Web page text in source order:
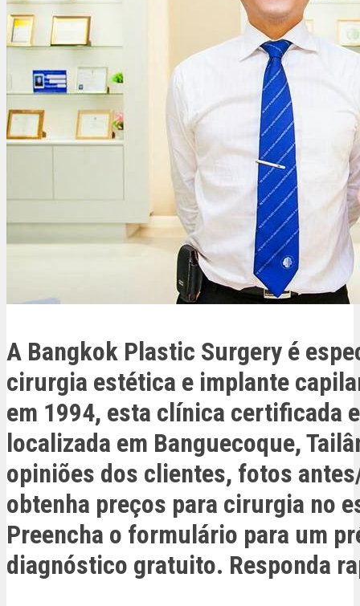
A Bangkok Plastic Surgery é
cirurgia estética e implante
em 1994, esta clínica certificada
localizada em Banguecoque,
opiniões dos clientes, fotos
obtenha preços para cirurgia no
Preencha o formulário para um
diagnóstico gratuito. Responda